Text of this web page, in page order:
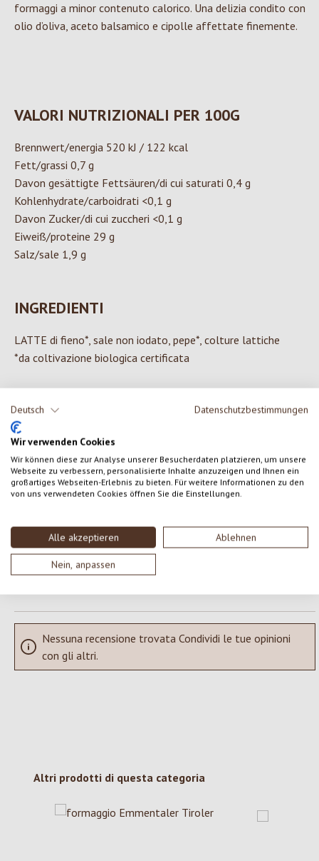
Deutsch Datenschutzbestimmungen
Wir verwenden Cookies
Wir können diese zur Analyse unserer Besucherdaten platzieren, um unsere
Webseite zu verbessern, personalisierte Inhalte anzuzeigen und Ihnen ein
großartiges Webseiten-Erlebnis zu bieten. Für weitere Informationen zu den
von uns verwendeten Cookies öffnen Sie die Einstellungen.
Alle akzeptieren Ablehnen
Nein, anpassen
formaggi a minor contenuto calorico. Una delizia condito con
olio d’oliva, aceto balsamico e cipolle affettate finemente.
VALORI NUTRIZIONALI PER 100G
Brennwert/energia 520 kJ / 122 kcal
Fett/grassi 0,7 g
Davon gesättigte Fettsäuren/di cui saturati 0,4 g
Kohlenhydrate/carboidrati <0,1 g
Davon Zucker/di cui zuccheri <0,1 g
Eiweiß/proteine 29 g
Salz/sale 1,9 g
INGREDIENTI
LATTE di fieno*, sale non iodato, pepe*, colture lattiche
*da coltivazione biologica certificata
0 di 0 valutazioni
Valutazione media di 0 su 5 stelle
Formula una valutazione!
Condividi le tue esperienze con il prodotto con altri clienti.
SCRIVERE UNA RECENSIONE
Visualizza le valutazioni solo nella lingua corrente.
Nessuna recensione trovata Condividi le tue opinioni
con gli altri.
Salta la galleria dei prodotti
Altri prodotti di questa categoria